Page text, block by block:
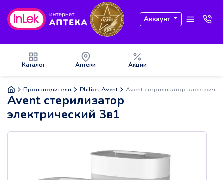
Аккаунт
Каталог Аптеки Акции
Производители Philips Avent Avent стерилизатор
Avent стерилизатор
электрический 3в1